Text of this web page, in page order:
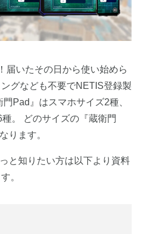
届いたその日から使い始めら
グなども不要でNETIS登録製
Pad』はスマホサイズ2種、
。 どのサイズの『蔵衛門
ります。
と知りたい方は以下より資料
。